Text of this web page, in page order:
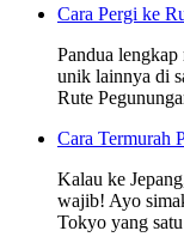
Cara Pergi ke
Pandua
unik lainnya di
Rute
Cara Termurah
Kalau ke
wajib! Ayo
Tokyo yang